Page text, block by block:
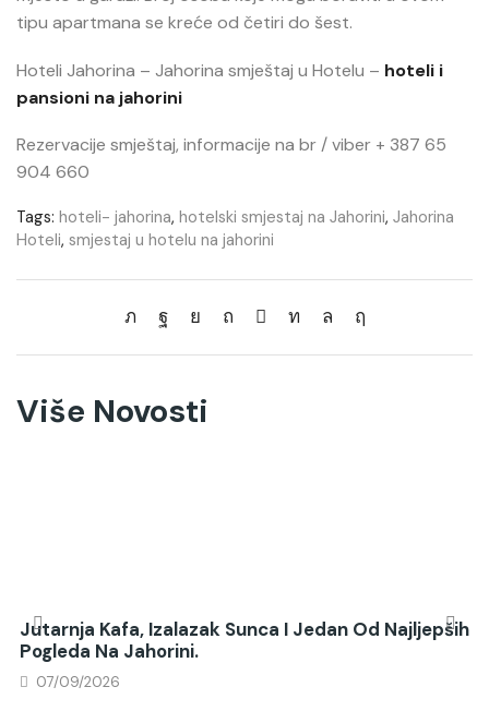
tipu apartmana se kreće od četiri do šest.
Hoteli Jahorina – Jahorina smještaj u Hotelu – hoteli i
pansioni na jahorini
Rezervacije smještaj, informacije na br / viber + 387 65
904 660
Tags: hoteli- jahorina, hotelski smjestaj na Jahorini, Jahorina
Hoteli, smjestaj u hotelu na jahorini
Više Novosti
Jutarnja Kafa, Izalazak Sunca I Jedan Od Najljepših
Pogleda Na Jahorini.
07/09/2026